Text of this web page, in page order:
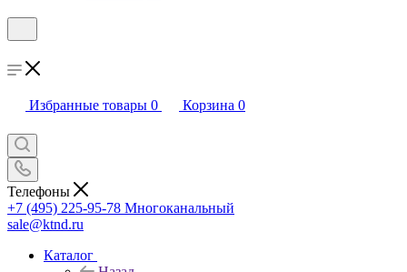
Избранные товары 0 Корзина 0
Телефоны
+7 (495) 225-95-78 Многоканальный
sale@ktnd.ru
Каталог